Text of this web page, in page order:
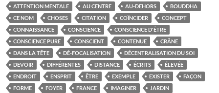
ATTENTION MENTALE
AU CENTRE AU-DEHORS
BOUDDHA
CE NOM
CHOSES CITATION COÏNCIDER
CONCEPT
CONNAISSANCE
CONSCIENCE
CONSCIENCE D'ÊTRE
CONSCIENCE PURE
CONSCIENT CONTENUE
CRÂNE
DANS LA TÊTE
DÉ-FOCALISATION
DÉCENTRALISATION DU SOI
DEVOIR
DIFFÉRENTES DISTANCE ÉCRITS
ÉLEVÉE
ENDROIT
ENSPRIT ÊTRE EXEMPLE EXISTER
FAÇON
FORME
FOYER FRANCE IMAGINER
JARDIN